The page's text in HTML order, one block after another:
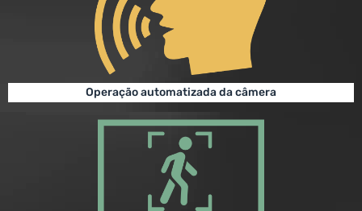
Operação automatizada da câmera